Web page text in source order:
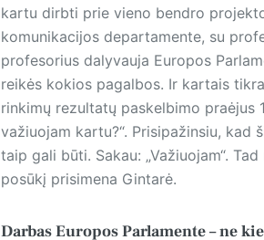
kartu dirbti prie vieno bendro
komunikacijos departamente, su
profesorius dalyvauja Europos
reikės kokios pagalbos. Ir kartais
rinkimų rezultatų paskelbimo praėjus
važiuojam kartu?“. Prisipažinsiu, kad
taip gali būti. Sakau: „Važiuojam“.
posūkį prisimena Gintarė.
Darbas Europos Parlamente – ne